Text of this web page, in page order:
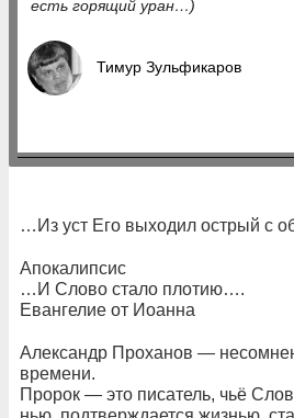
есть го­ря­щий уран…)
Тимур Зульфикаров
…Из уст Его вы­хо­дил ос­т­рый с
Апо­ка­лип­сис
…И Сло­во ста­ло пло­тию….
Еван­ге­лие от Ио­ан­на
Алек­сандр Про­ха­нов —
вре­ме­ни.
Про­рок — это пи­са­тель, чьё